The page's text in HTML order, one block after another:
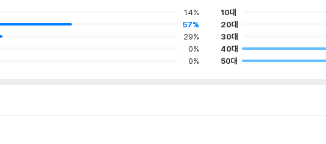
14%
57%
29%
0%
0%
10대
20대
30대
40대
50대